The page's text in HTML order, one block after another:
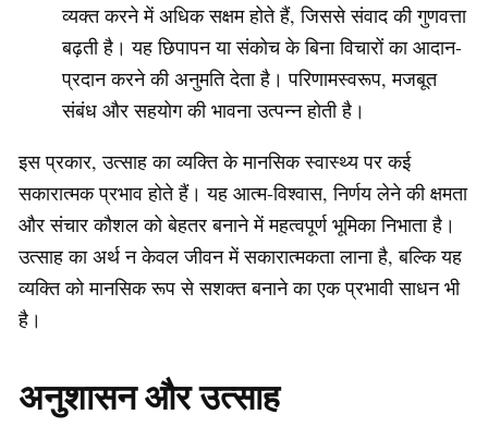
व्यक्त करने में अधिक सक्षम होते हैं, जिससे संवाद की गुणवत्ता
बढ़ती है। यह छिपापन या संकोच के बिना विचारों का आदान-
प्रदान करने की अनुमति देता है। परिणामस्वरूप, मजबूत
संबंध और सहयोग की भावना उत्पन्न होती है।
इस प्रकार, उत्साह का व्यक्ति के मानसिक स्वास्थ्य पर कई
सकारात्मक प्रभाव होते हैं। यह आत्म-विश्वास, निर्णय लेने की क्षमता
और संचार कौशल को बेहतर बनाने में महत्वपूर्ण भूमिका निभाता है।
उत्साह का अर्थ न केवल जीवन में सकारात्मकता लाना है, बल्कि यह
व्यक्ति को मानसिक रूप से सशक्त बनाने का एक प्रभावी साधन भी
है।
अनुशासन और उत्साह